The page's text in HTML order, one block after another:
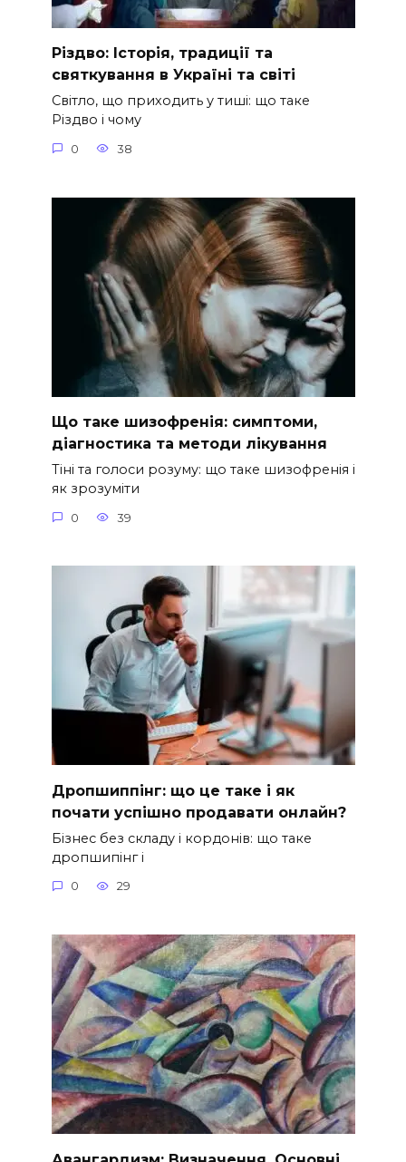
Різдво: Історія, традиції та
святкування в Україні та світі
Світло, що приходить у тиші: що таке
Різдво і чому
0 38
Що таке шизофренія: симптоми,
діагностика та методи лікування
Тіні та голоси розуму: що таке шизофренія і
як зрозуміти
0 39
Дропшиппінг: що це таке і як
почати успішно продавати онлайн?
Бізнес без складу і кордонів: що таке
дропшипінг і
0 29